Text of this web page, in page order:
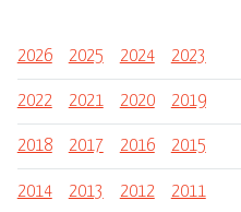
2026 2025 2024 2023
2022 2021 2020 2019
2018 2017 2016 2015
2014 2013 2012 2011